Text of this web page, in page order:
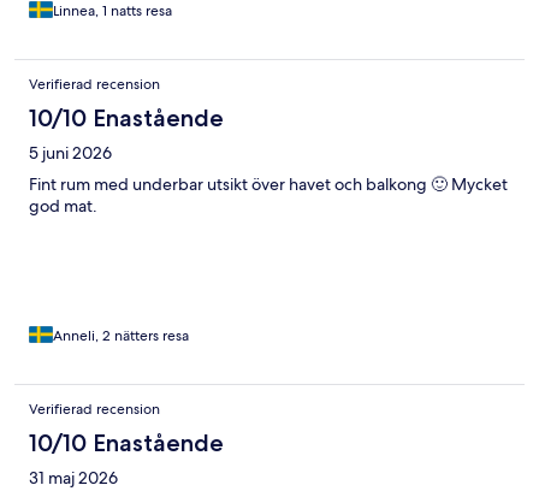
Linnea, 1 natts resa
Verifierad recension
10/10 Enastående
5 juni 2026
Fint rum med underbar utsikt över havet och balkong 🙂 Mycket
god mat.
Anneli, 2 nätters resa
Verifierad recension
10/10 Enastående
31 maj 2026